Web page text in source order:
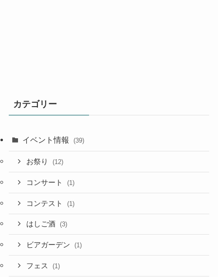
カテゴリー
イベント情報 (39)
お祭り (12)
コンサート (1)
コンテスト (1)
はしご酒 (3)
ビアガーデン (1)
フェス (1)